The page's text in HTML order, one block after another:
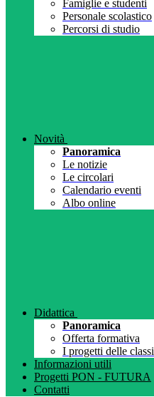
Famiglie e studenti
Personale scolastico
Percorsi di studio
Novità
Panoramica
Le notizie
Le circolari
Calendario eventi
Albo online
Didattica
Panoramica
Offerta formativa
I progetti delle classi
Informazioni utili
Progetti PON - FUTURA
Contatti